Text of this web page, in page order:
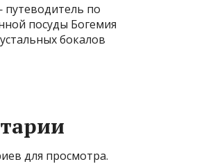
по
посуды Богемия
бокалов
для просмотра.